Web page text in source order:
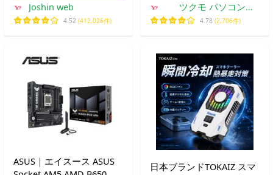
Joshin web
4.52 (412,026件)
ツクモ パソコン
Yahoo!店
4.78 (2,706件)
ASUS｜エイスース ASUS
日本ブランドTOKAIZ スマ